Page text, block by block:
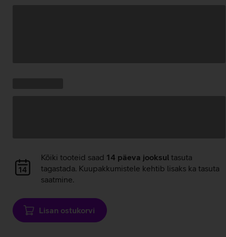
Andmete
laadimine
Kõiki tooteid saad 14 päeva jooksul tasuta
tagastada. Kuupakkumistele kehtib lisaks ka tasuta
saatmine.
Lisan ostukorvi